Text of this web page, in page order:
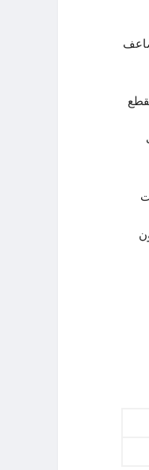
24 ساعة حتى يتضاعف